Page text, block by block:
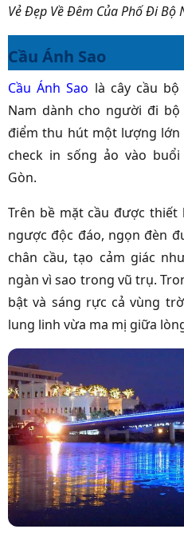
Vẻ Đẹp Về Đêm Của Phố Đi Bộ
Cầu Ánh Sao
Cầu Ánh Sao là cây cầu
Nam dành cho người đi
điểm thu hút một lượng
check in sống ảo vào
Gòn.
Trên bề mặt cầu được thiết
ngược độc đáo, ngọn đèn
chân cầu, tạo cảm giác
ngàn vì sao trong vũ trụ.
bật và sáng rực cả vùng
lung linh vừa ma mị giữa